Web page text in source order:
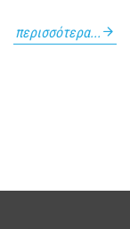
περισσότερα...